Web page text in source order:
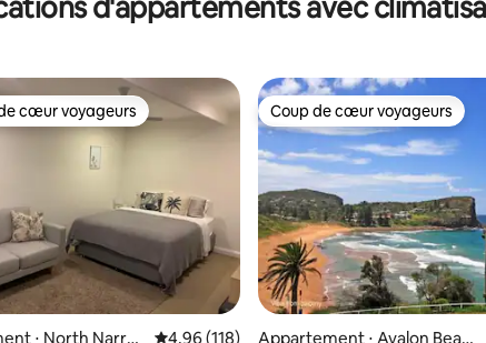
d'appartements avec
base de 193 commentaires : 4,99 sur 5
cœur voyageurs les plus appréciés
cœur voyageurs
⋅ North Narrab
Évaluation moyenne sur la base de 118
4,96 (118)
Coup de cœur voyageurs
Coup de cœur voyageurs
Appartement ⋅ Avalon Beac